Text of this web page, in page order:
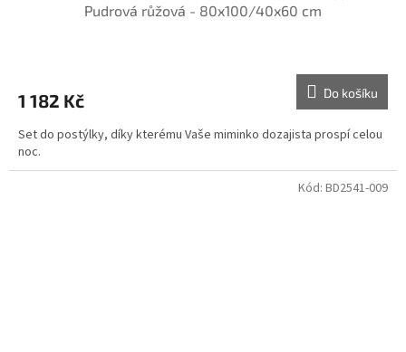
Pudrová růžová - 80x100/40x60 cm
1 182 Kč Do košíku
Set do postýlky, díky kterému Vaše miminko dozajista prospí celou
noc.
Kód: BD2541-009